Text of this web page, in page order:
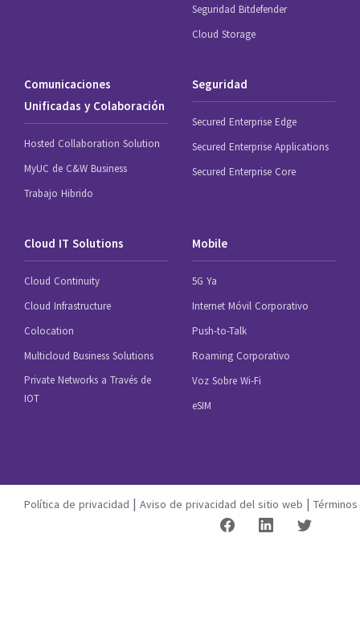
Seguridad Bitdefender
Cloud Storage
Comunicaciones
Unificadas y Colaboración
Hosted Collaboration Solution
MyUC de C&W Business
Trabajo Hibrido
Seguridad
Secured Enterprise Edge
Secured Enterprise Applications
Secured Enterprise Core
Cloud IT Solutions
Cloud Continuity
Cloud Infrastructure
Colocation
Multicloud Business Solutions
Private Networks a Través de
IOT
Mobile
5G Ya
Internet Móvil Corporativo
Push-to-Talk
Roaming Corporativo
Voz Sobre Wi-Fi
eSIM
Política de privacidad | Aviso de privacidad del sitio web |